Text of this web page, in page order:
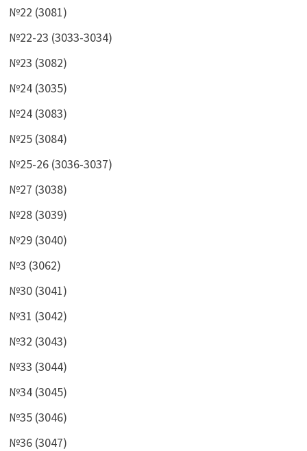
№22 (3081)
№22-23 (3033-3034)
№23 (3082)
№24 (3035)
№24 (3083)
№25 (3084)
№25-26 (3036-3037)
№27 (3038)
№28 (3039)
№29 (3040)
№3 (3062)
№30 (3041)
№31 (3042)
№32 (3043)
№33 (3044)
№34 (3045)
№35 (3046)
№36 (3047)